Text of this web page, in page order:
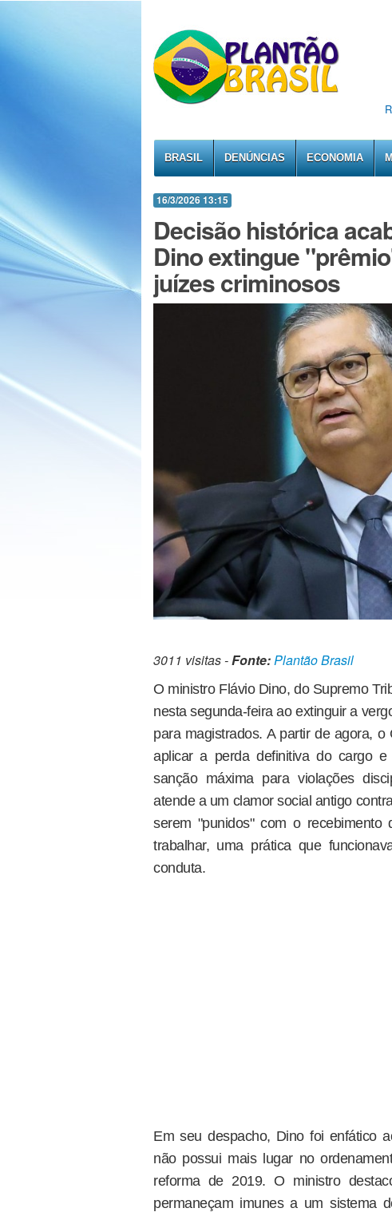
BRASIL DENÚNCIAS ECONOMIA
16/3/2026 13:15
Decisão histórica
Dino extingue
juízes criminosos
3011 visitas -Fonte: Plantão Brasil
O ministro Flávio Dino, do Supremo
nesta segunda-feira ao extinguir a
para magistrados. A partir de agora,
aplicar a perda definitiva do cargo
sanção máxima para violações
atende a um clamor social antigo
serem "punidos" com o recebimento
trabalhar, uma prática que
conduta.
Em seu despacho, Dino foi enfático
não possui mais lugar no
reforma de 2019. O ministro
permaneçam imunes a um sistema